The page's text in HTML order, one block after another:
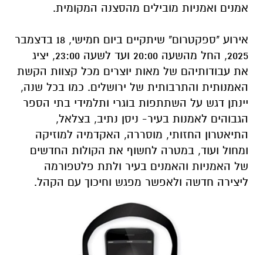
אמנים ואמניות מובילים מהסצנה המקומית.
אירוע "ספקטרום" שיתקיים ביום חמישי, 18 בדצמבר
2025, החל מהשעה 20:00 ועד לשעה 23:00, יציג
את עבודותיהם של מאות יוצרים מכל קצוות הקשת
האמנותית והתרבותית של ירושלים. כמו בכל שנה,
יינתן דגש על השתתפות בוגרי ותלמידי בתי הספר
הגבוהים לאמנות בעיר- ניסן נתיב, בצלאל,
התיאטרון החזותי, מוסררה, האקדמיה למוזיקה
ומחול ועוד, במטרה לחשוף את הקולות החדשים
של האמניות והאמנים בעיר ולתת פלטפורמה
ליצירה חדשה ולאפשר מפגש וחיכוך עם הקהל.